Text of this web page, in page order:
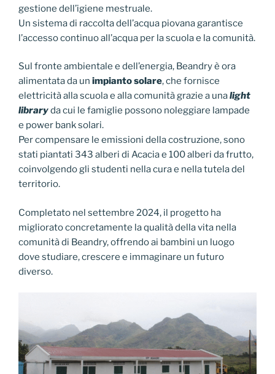
gestione dell’igiene mestruale.
Un sistema di raccolta dell’acqua piovana garantisce
l’accesso continuo all’acqua per la scuola e la comunità.
Sul fronte ambientale e dell’energia, Beandry è ora
alimentata da un impianto solare, che fornisce
elettricità alla scuola e alla comunità grazie a unalight
libraryda cui le famiglie possono noleggiare lampade
e power bank solari.
Per compensare le emissioni della costruzione, sono
stati piantati 343 alberi di Acacia e 100 alberi da frutto,
coinvolgendo gli studenti nella cura e nella tutela del
territorio.
Completato nel settembre 2024, il progetto ha
migliorato concretamente la qualità della vita nella
comunità di Beandry, offrendo ai bambini un luogo
dove studiare, crescere e immaginare un futuro
diverso.